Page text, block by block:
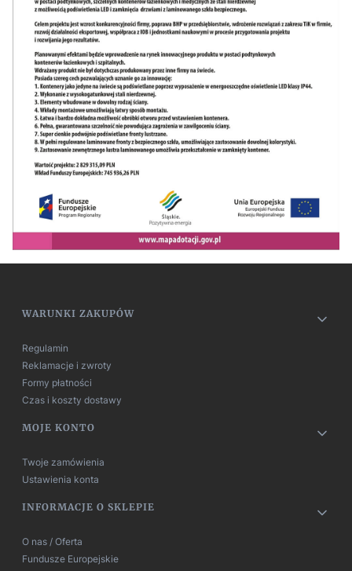
Linki w stopce
WARUNKI ZAKUPÓW
Regulamin
Reklamacje i zwroty
Formy płatności
Czas i koszty dostawy
MOJE KONTO
Twoje zamówienia
Ustawienia konta
INFORMACJE O SKLEPIE
O nas / Oferta
Fundusze Europejskie